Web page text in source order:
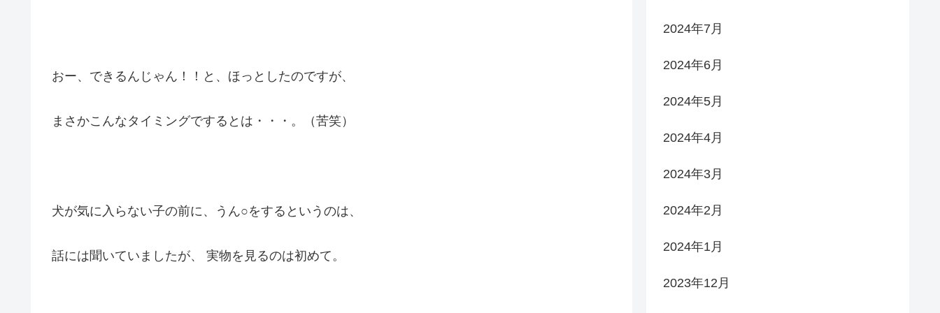
おー、できるんじゃん！！と、ほっとしたのですが、
まさかこんなタイミングでするとは・・・。（苦笑）
犬が気に入らない子の前に、うん○をするというのは、
話には聞いていましたが、 実物を見るのは初めて。
2024年7月
2024年6月
2024年5月
2024年4月
2024年3月
2024年2月
2024年1月
2023年12月